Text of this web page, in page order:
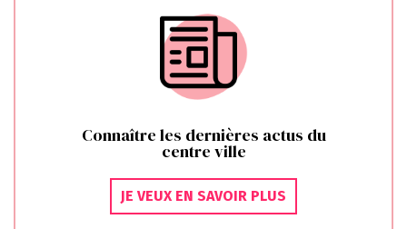
Connaître les dernières actus du
centre ville
JE VEUX EN SAVOIR PLUS